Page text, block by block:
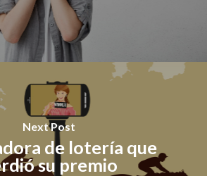
Next Post
de lotería que
su premio